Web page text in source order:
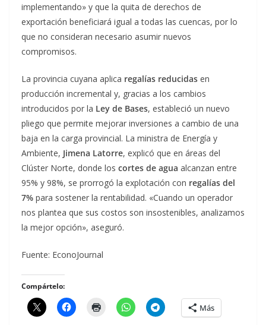
implementando» y que la quita de derechos de
exportación beneficiará igual a todas las cuencas, por lo
que no consideran necesario asumir nuevos
compromisos.
La provincia cuyana aplica regalías reducidas en
producción incremental y, gracias a los cambios
introducidos por la Ley de Bases, estableció un nuevo
pliego que permite mejorar inversiones a cambio de una
baja en la carga provincial. La ministra de Energía y
Ambiente, Jimena Latorre, explicó que en áreas del
Clúster Norte, donde los cortes de agua alcanzan entre
95% y 98%, se prorrogó la explotación con regalías del
7% para sostener la rentabilidad. «Cuando un operador
nos plantea que sus costos son insostenibles, analizamos
la mejor opción», aseguró.
Fuente: EconoJournal
Compártelo:
Más